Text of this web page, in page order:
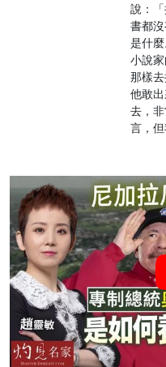
說：
書都
是什
小說
那樣
他敢
去，
言，